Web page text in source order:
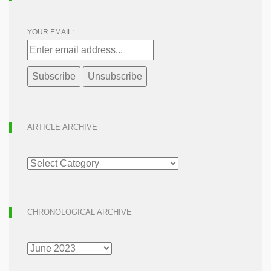
YOUR EMAIL:
ARTICLE ARCHIVE
ARTICLE
ARCHIVE
CHRONOLOGICAL ARCHIVE
CHRONOLOGICAL
ARCHIVE